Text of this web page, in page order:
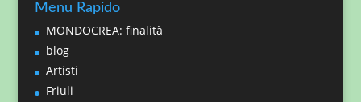
Menu Rapido
MONDOCREA: finalità
blog
Artisti
Friuli